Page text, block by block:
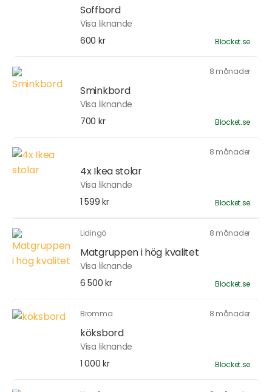
Soffbord
Visa liknande
600 kr
Blocket.se
8 månader
Sminkbord
Visa liknande
700 kr
Blocket.se
8 månader
4x Ikea stolar
Visa liknande
1 599 kr
Blocket.se
Lidingö 8 månader
Matgruppen i hög kvalitet
Visa liknande
6 500 kr
Blocket.se
Bromma 8 månader
köksbord
Visa liknande
1 000 kr
Blocket.se